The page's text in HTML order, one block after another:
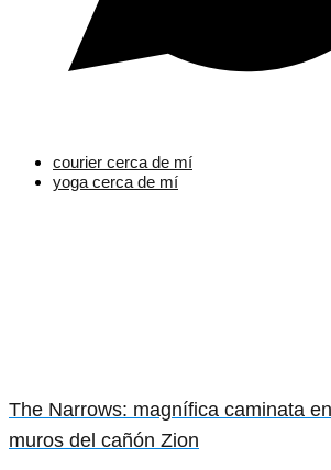
courier cerca de mí
yoga cerca de mí
The Narrows: magnífica caminata
muros del cañón Zion